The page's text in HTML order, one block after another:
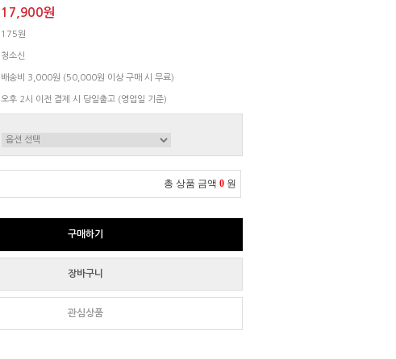
17,900원
175원
청소신
배송비 3,000원 (50,000원 이상 구매 시 무료)
오후 2시 이전 결제 시 당일출고 (영업일 기준)
총 상품 금액 0 원
구매하기
장바구니
관심상품